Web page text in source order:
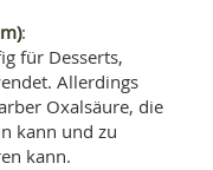
:
für Desserts,
Allerdings
Oxalsäure, die
kann und zu
kann.